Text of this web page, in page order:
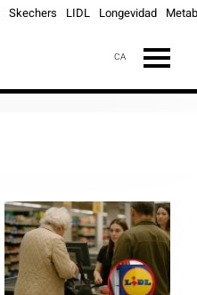
Skechers LIDL Longevidad
CA